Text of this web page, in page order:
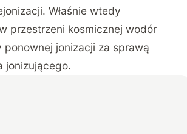
Właśnie wtedy
przestrzeni kosmicznej wodór
ponownej jonizacji za sprawą
jonizującego.